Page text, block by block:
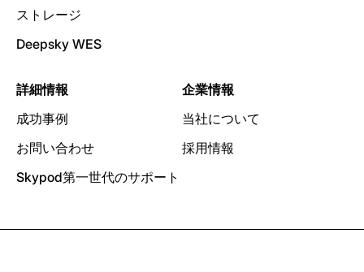
ストレージ
Deepsky WES
詳細情報
成功事例
お問い合わせ
Skypod第一世代のサポート
企業情報
当社について
採用情報